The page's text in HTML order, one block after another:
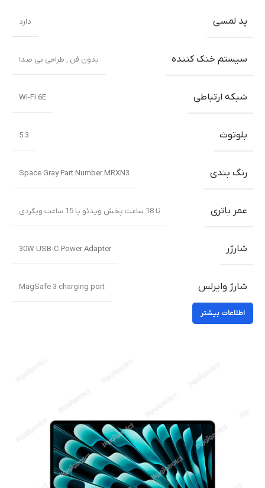
پد لمسی دارد
سیستم خنک کننده بدون فن ٬ طراحی بی صدا
شبکه ارتباطی Wi-Fi 6E
بلوتوث 5.3
رنگ بندی Space Gray Part Number MRXN3
عمر باتری تا 18 ساعت پخش ویدئو یا 15 ساعت وبگردی
شارژر 30W USB-C Power Adapter
شارژ وایرلس MagSafe 3 charging port
اطلاعات بیشتر